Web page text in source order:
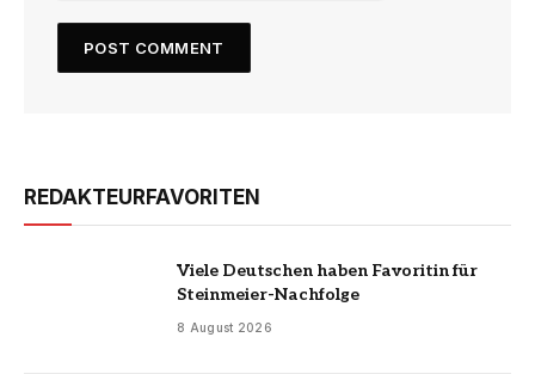
REDAKTEURFAVORITEN
Viele Deutschen haben Favoritin für
Steinmeier-Nachfolge
8 August 2026